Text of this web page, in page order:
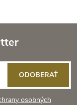
osobných
ODOBERAŤ